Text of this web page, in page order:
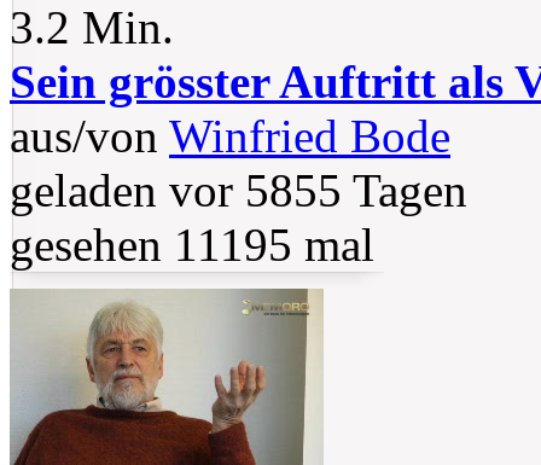
3.2 Min.
Sein grösster Auftritt als
aus/von Winfried Bode
geladen vor 5855 Tagen
gesehen 11195 mal